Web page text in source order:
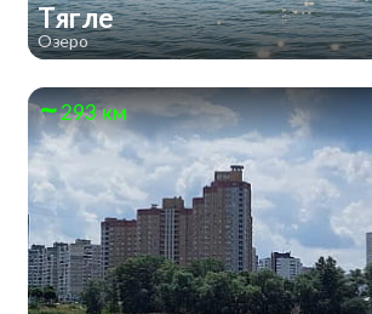
Тягле
Озеро
293 км